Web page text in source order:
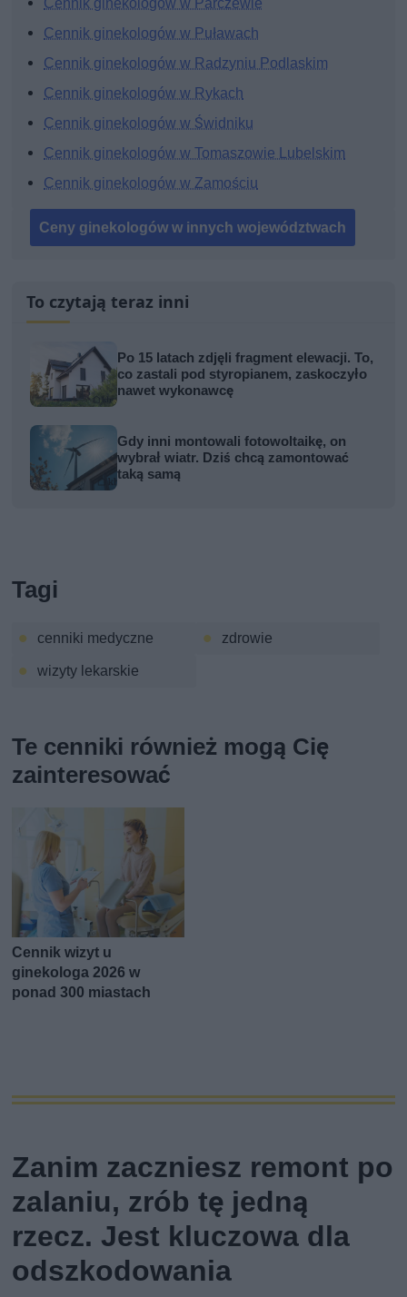
Cennik ginekologów w Parczewie
Cennik ginekologów w Puławach
Cennik ginekologów w Radzyniu Podlaskim
Cennik ginekologów w Rykach
Cennik ginekologów w Świdniku
Cennik ginekologów w Tomaszowie Lubelskim
Cennik ginekologów w Zamościu
Ceny ginekologów w innych województwach
To czytają teraz inni
Po 15 latach zdjęli fragment elewacji. To,
co zastali pod styropianem, zaskoczyło
nawet wykonawcę
Gdy inni montowali fotowoltaikę, on
wybrał wiatr. Dziś chcą zamontować
taką samą
Tagi
cenniki medyczne
zdrowie
wizyty lekarskie
Te cenniki również mogą Cię
zainteresować
Cennik wizyt u
ginekologa 2026 w
ponad 300 miastach
Zanim zaczniesz remont po
zalaniu, zrób tę jedną
rzecz. Jest kluczowa dla
odszkodowania